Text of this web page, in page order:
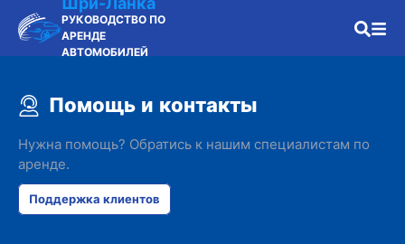
РУКОВОДСТВО ПО
АРЕНДЕ
АВТОМОБИЛЕЙ
Помощь и контакты
Нужна помощь? Обратись к нашим специалистам по
аренде.
Поддержка клиентов